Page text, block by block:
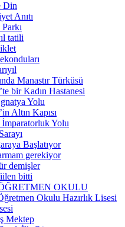
Din
Anıtı
tatili
Manastır Türküsü
bir Kadın Hastanesi
Yolu
Altın Kapısı
Yolu
Başlatıyor
gerekiyor
demişler
bitti
OKULU
Okulu Hazırlık Lisesi
Mektep